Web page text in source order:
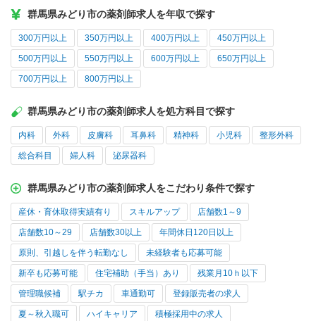
群馬県みどり市の薬剤師求人を年収で探す
300万円以上 350万円以上 400万円以上 450万円以上
500万円以上 550万円以上 600万円以上 650万円以上
700万円以上 800万円以上
群馬県みどり市の薬剤師求人を処方科目で探す
内科 外科 皮膚科 耳鼻科 精神科 小児科 整形外科
総合科目 婦人科 泌尿器科
群馬県みどり市の薬剤師求人をこだわり条件で探す
産休・育休取得実績有り スキルアップ 店舗数1～9
店舗数10～29 店舗数30以上 年間休日120日以上
原則、引越しを伴う転勤なし 未経験者も応募可能
新卒も応募可能 住宅補助（手当）あり 残業月10ｈ以下
管理職候補 駅チカ 車通勤可 登録販売者の求人
夏～秋入職可 ハイキャリア 積極採用中の求人